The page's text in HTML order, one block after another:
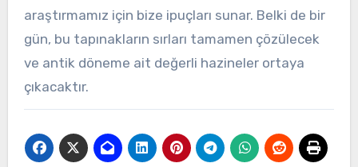
araştırmamız için bize ipuçları sunar. Belki de bir
gün, bu tapınakların sırları tamamen çözülecek
ve antik döneme ait değerli hazineler ortaya
çıkacaktır.